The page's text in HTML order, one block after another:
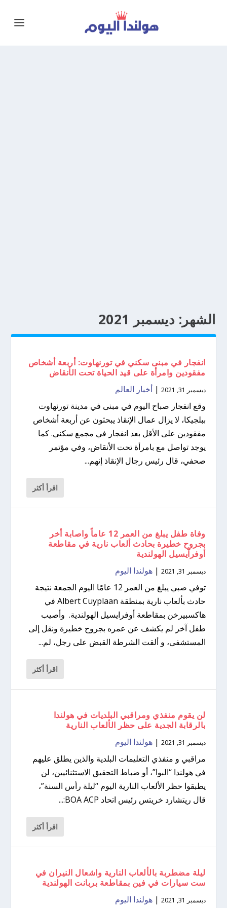
الشهر: ديسمبر 2021
انفجار في مبنى سكني في تورنهاوت: أربعة أشخاص
مفقودين وامرأة على قيد الحياة تحت الأنقاض
ديسمبر 31, 2021 |أخبار العالم
وقع انفجار صباح اليوم في مبنى في مدينة تورنهاوت
ببلجيكا، لا يزال عمال الإنقاذ يبحثون عن أربعة أشخاص
مفقودين على الأقل بعد انفجار في مجمع سكني. كما
يوجد تواصل مع بامرأة تحت الأنقاض، وفي مؤتمر
صحفي، قال رئيس رجال الإنقاذ إنهم...
اقرأ أكثر
وفاة طفل يبلغ من العمر 12 عاماً واصابة أخر
بجروح خطيرة بحادث ألعاب نارية في مقاطعة
أوفرآيسيل الهولندية
ديسمبر 31, 2021 |هولندا اليوم
توفي صبي يبلغ من العمر 12 عامًا اليوم الجمعة نتيجة
حادث بألعاب نارية بمنطقة Albert Cuyplaan في
هاكسبيرخن بمقاطعة أوفرايسيل الهولندية. وأصيب
طفل آخر لم يكشف عن عمره بجروح خطيرة ونقل إلى
المستشفى، و ألقت الشرطة القبض على رجل، لم...
اقرأ أكثر
لن يقوم منفذي ومراقبي البلديات في هولندا
بالرقابة الجدية على حظر الألعاب النارية
ديسمبر 31, 2021 |هولندا اليوم
مراقبي و منفذي التعليمات البلدية والذين يطلق عليهم
في هولندا “البوا”، أو ضباط التحقيق الاستثنائيين، لن
يطبقوا حظر الألعاب النارية اليوم “ليلة رأس السنة”،
قال ريتشارد خريتس رئيس اتحاد BOA ACP:...
اقرأ أكثر
ليلة مضطربة بالألعاب النارية واشعال النيران في
ست سيارات في فين بمقاطعة بربانت الهولندية
ديسمبر 31, 2021 |هولندا اليوم